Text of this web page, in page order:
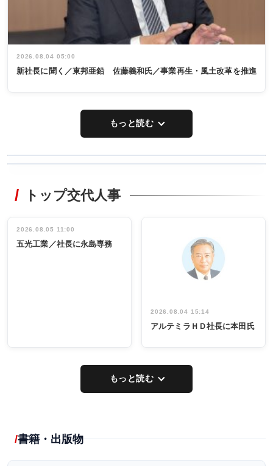
2026.08.04 05:00
新社長に聞く／東邦亜鉛 佐藤義和氏／事業再生・風土改革を推進
もっと読む
非鉄業界で
インタビュ
ー／社内ア
タックトレー
祝う 業界関
係者ら220人
出席
トップ交代人事
2026.08.05 11:00
五光工業／社長に永島専務
2026.08.04 15:14
アルテミラＨＤ社長に本田氏
もっと読む
書籍・出版物